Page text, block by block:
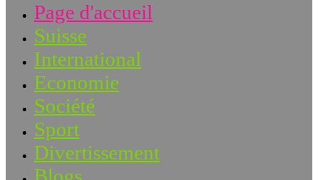
Page d'accueil
Suisse
International
Economie
Société
Sport
Divertissement